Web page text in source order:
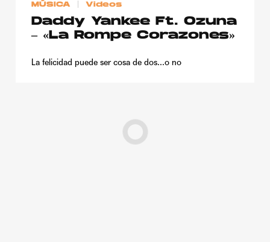
MÚSICA Videos
Daddy Yankee Ft. Ozuna
– «La Rompe Corazones»
La felicidad puede ser cosa de dos...o no